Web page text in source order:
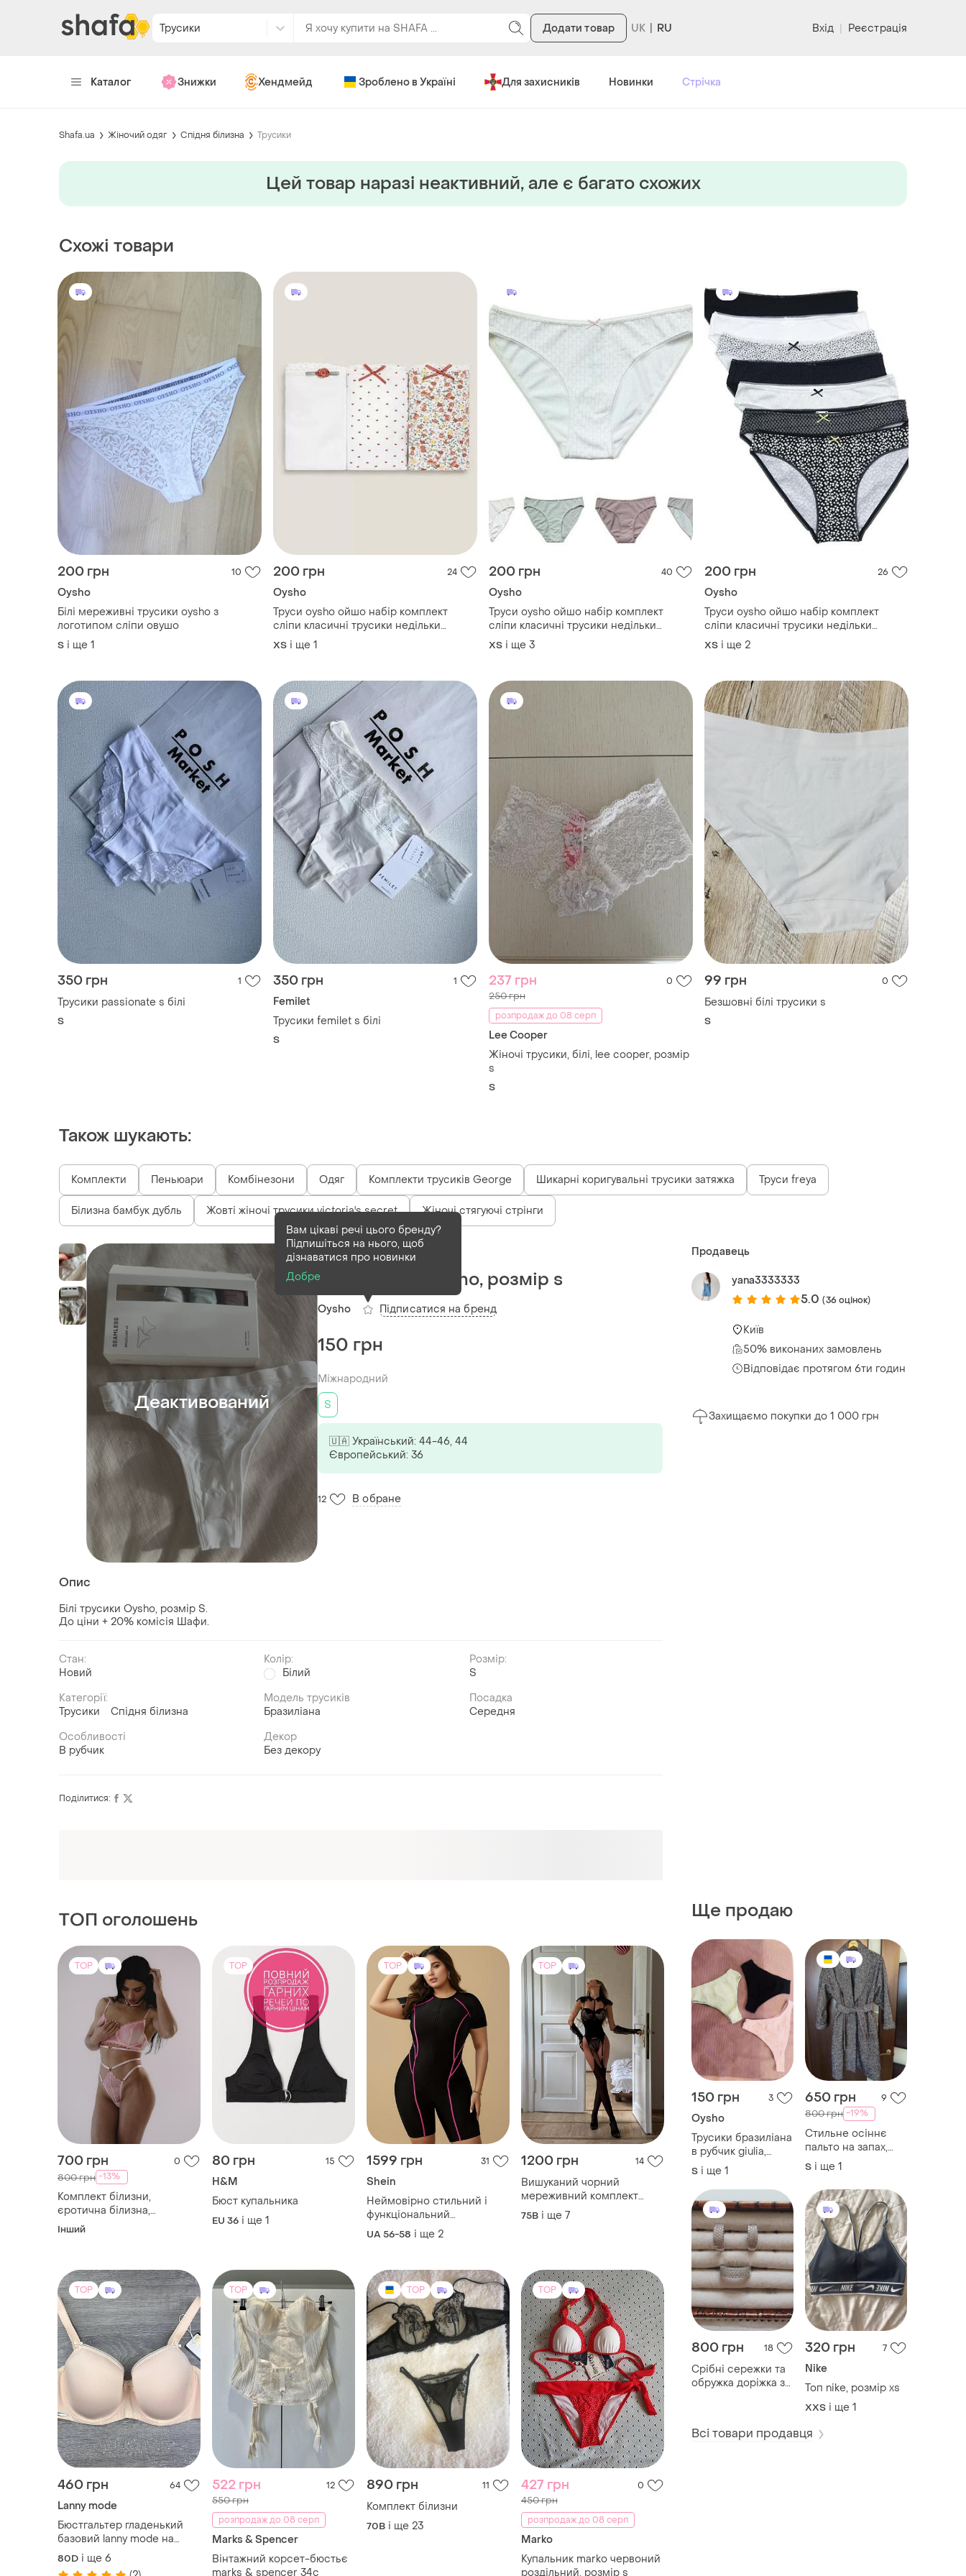
Трусики Додати товар RU Вхід | Реєстрація
Каталог Знижки Хендмейд Зроблено в Україні Для захисників Новинки Стрічка
Shafa.ua Жіночий одяг Спідня білизна Трусики
Цей товар наразi неактивний, але є багато схожих
Схожі товари
200 грн 10
Oysho
Білі мереживні трусики oysho з
логотипом сліпи овушо
S і ще 1
200 грн 24
Oysho
Труси oysho ойшо набір комплект
сліпи класичні трусики недільки
семидневки
ХS і ще 1
200 грн 40
Oysho
Труси oysho ойшо набір комплект
сліпи класичні трусики недільки
семидневки vs
ХS і ще 3
200 грн 26
Oysho
Труси oysho ойшо набір комплект
сліпи класичні трусики недільки
семидневки ойшо обмін
ХS і ще 2
350 грн 1
Трусики passionate s білі
S
350 грн 1
Femilet
Трусики femilet s білі
S
237 грн 0
250 грн
розпродаж до 08 серп
Lee Cooper
Жіночі трусики, білі, lee cooper, розмір
s
S
99 грн 0
Безшовні білі трусики s
S
Також шукають:
Комплекти Пеньюари Комбінезони Одяг Комплекти трусиків George Шикарні коригувальні трусики затяжка Труси freya
Білизна бамбук дубль Жовті жіночі трусики victoria's secret Жіночі стягуючі стрінги
Деактивований
Деактивований1 шт
Білі трусики oysho, розмір s
Oysho
Вам цікаві речі цього бренду?
Підпишіться на нього, щоб
дізнаватися про новинки
Добре
Підписатися на бренд
150 грн
Міжнародний
S
🇺🇦 Український: 44-46, 44
Європейський: 36
12 В обране
Опис
Білі трусики Oysho, розмір S.
До ціни + 20% комісія Шафи.
Стан:
Новий
Колір:
Білий
Розмір:
S
Категорії:
Трусики
Спідня білизна
Модель трусиків
Бразиліана
Посадка
Середня
Особливості
В рубчик
Декор
Без декору
Продавець
yana3333333
5.0 (36 оцінок)
Київ
50% виконаних замовлень
Відповідає протягом 6ти годин
Захищаємо покупки до 1 000 грн
Ще продаю
150 грн 3
Oysho
Трусики бразиліана
в рубчик giulia,
oysho
S і ще 1
650 грн 9
800 грн -19%
Стильне осіннє
пальто на запах,
шерсть, вовна🔥🔥
🔥
S і ще 1
800 грн 18
Срібні сережки та
обружка доріжка з
320 грн 7
Nike
Топ nike, розмір xs
XХS і ще 1
Всі товари продавця
Поділитися:
ТОП оголошень
TOP
700 грн 0
800 грн -13%
Комплект білизни,
єротична білизна,
бюстгалтер , трусики
Інший
TOP
80 грн 15
H&M
Бюст купальника
EU 36 і ще 1
TOP
1599 грн 31
Shein
Неймовірно стильний і
функціональний
спортивний купальник на
блискавці із коригувальним
UA 56-58 і ще 2
TOP
1200 грн 14
Вишуканий чорний
мереживний комплект
білизни (мереживний
комірець + подовжений
75B і ще 7
TOP
460 грн 64
Lanny mode
Бюстгальтер гладенький
базовий lanny mode на
тонкому паралоні арт. 3014
🎀
80D і ще 6
TOP
522 грн 12
550 грн
розпродаж до 08 серп
Marks & Spencer
Вінтажний корсет-бюстьє
marks & spencer 34c
TOP
890 грн 11
Комплект білизни
70B і ще 23
TOP
427 грн 0
450 грн
розпродаж до 08 серп
Marko
Купальник marko червоний
роздільний, розмір s